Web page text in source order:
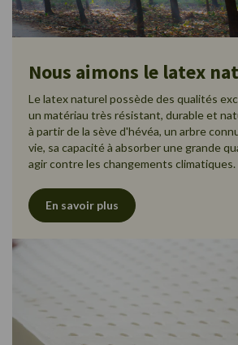
Nous aimons le latex
Le latex naturel possède des qualités
un matériau très résistant, durable et
à partir de la sève d'hévéa, un arbre
vie, sa capacité à absorber une grande
agir contre les changements climatiques.
En savoir plus